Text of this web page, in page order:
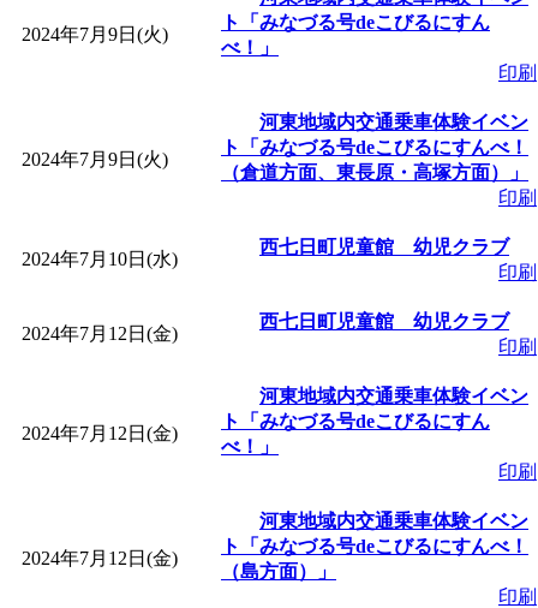
レクリエーション
ットせよ！」 受付期
皆鶴姫のこびる塾
～」 受付期間：～
「子育て交流広場「
間：2026/08/10～
「赤ちゃん交流広場
間：2026/08/10～
「みなづる号乗車体
2024年7月9日(火)
ト「みなづる号deこびるにすん
べ！」
印刷
2024年7月9日(火)
河東地域内交通乗車体験イベン
ト「みなづる号deこびるにすんべ！
（倉道方面、東長原・高塚方面）」
印刷
2024年7月10日(水)
西七日町児童館 幼児クラブ
印刷
2024年7月12日(金)
西七日町児童館 幼児クラブ
印刷
2024年7月12日(金)
河東地域内交通乗車体験イベン
ト「みなづる号deこびるにすん
べ！」
印刷
2024年7月12日(金)
河東地域内交通乗車体験イベン
ト「みなづる号deこびるにすんべ！
（島方面）」
印刷